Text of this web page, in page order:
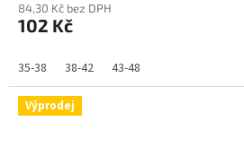
84,30 Kč bez DPH
102 Kč
35-38 38-42 43-48
Výprodej